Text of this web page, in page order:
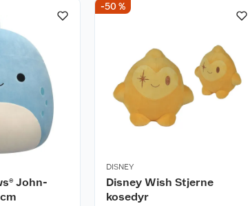
John-
-50 %
DISNEY
Disney Wish Stjerne
kosedyr